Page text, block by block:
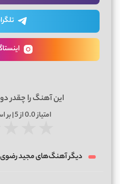
این آهنگ را چقدر
امتیاز0.0از 5 | بر اساس
دیگر آهنگ‌های مجید